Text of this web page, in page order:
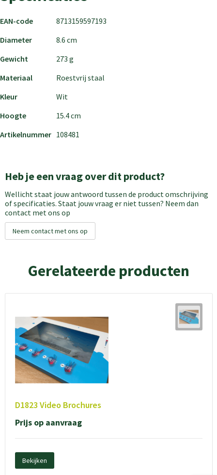
EAN-code
8713159597193
Diameter
8.6 cm
Gewicht
273 g
Materiaal
Roestvrij staal
Kleur
Wit
Hoogte
15.4 cm
Artikelnummer 108481
Heb je een vraag over dit product?
Wellicht staat jouw antwoord tussen de product omschrijving
of specificaties. Staat jouw vraag er niet tussen? Neem dan
contact met ons op
Neem contact met ons op
Gerelateerde producten
D1823 Video Brochures
Prijs op aanvraag
Bekijken